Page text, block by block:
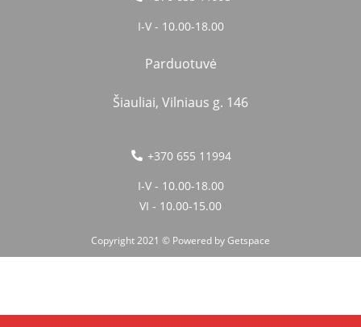
I-V - 10.00-18.00
Parduotuvė
Šiauliai, Vilniaus g. 146
+370 655 11994
I-V - 10.00-18.00
VI - 10.00-15.00
Copyright 2021 © Powered byGetspace